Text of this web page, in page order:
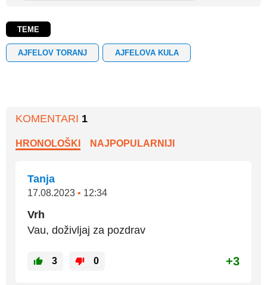
TEME
AJFELOV TORANJ AJFELOVA KULA
KOMENTARI 1
HRONOLOŠKI NAJPOPULARNIJI
Tanja
17.08.2023 • 12:34
Vrh
Vau, doživljaj za pozdrav
3 0 +3